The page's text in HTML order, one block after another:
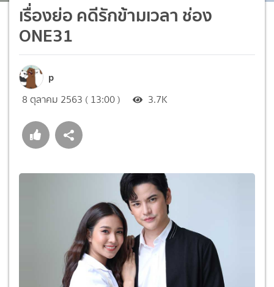
เรื่องย่อ คดีรักข้ามเวลา ช่อง
ONE31
p
8 ตุลาคม 2563 ( 13:00 ) 3.7K